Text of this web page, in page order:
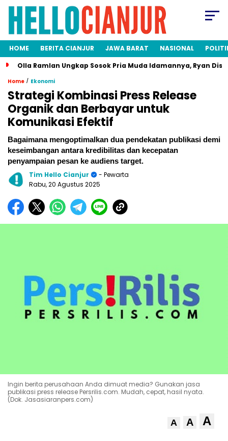
HOME BERITA CIANJUR JAWA BARAT NASIONAL
Olla Ramlan Ungkap Sosok Pria Muda Idamannya, Ryan
Home / Ekonomi
Strategi Kombinasi Press Release
Organik dan Berbayar untuk
Komunikasi Efektif
Bagaimana mengoptimalkan dua pendekatan publikasi demi
keseimbangan antara kredibilitas dan kecepatan
penyampaian pesan ke audiens target.
Tim Hello Cianjur
- Pewarta
Rabu, 20 Agustus 2025
Ingin berita perusahaan Anda dimuat media? Gunakan jasa
publikasi press release Persrilis.com. Mudah, cepat, hasil nyata.
(Dok. Jasasiaranpers.com)
A A A